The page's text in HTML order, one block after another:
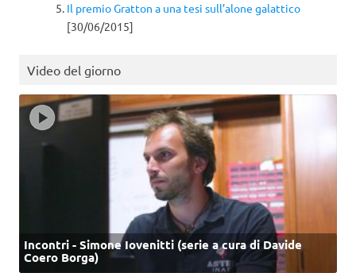
Il premio Gratton a una tesi sull’alone galattico
[30/06/2015]
Video del giorno
Incontri - Simone Iovenitti (serie a cura di Davide
Coero Borga)